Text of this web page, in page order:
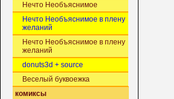
Нечто Необъяснимое
Нечто Необъяснимое в плену
желаний
Нечто Необъяснимое в плену
желаний
donuts3d + source
Веселый буквоежка
комиксы